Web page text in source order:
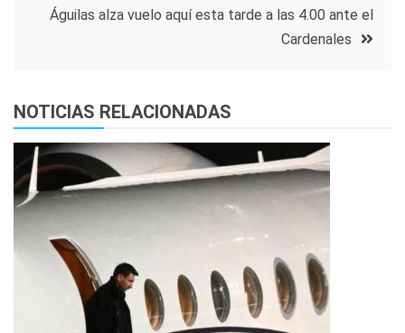
entradas
Águilas alza vuelo aquí esta tarde a las 4.00 ante el
Cardenales
NOTICIAS RELACIONADAS